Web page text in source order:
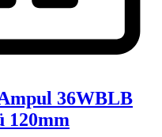
36WBLB
120mm